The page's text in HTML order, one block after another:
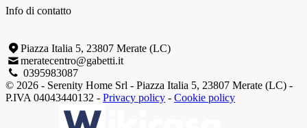
Info di contatto
Piazza Italia 5, 23807 Merate (LC)
meratecentro@gabetti.it
0395983087
© 2026 - Serenity Home Srl - Piazza Italia 5, 23807 Merate (LC) -
P.IVA 04043440132 - Privacy policy - Cookie policy